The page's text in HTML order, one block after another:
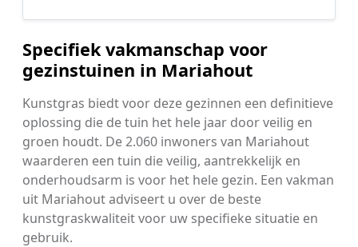
Specifiek vakmanschap voor
gezinstuinen in Mariahout
Kunstgras biedt voor deze gezinnen een definitieve
oplossing die de tuin het hele jaar door veilig en
groen houdt. De 2.060 inwoners van Mariahout
waarderen een tuin die veilig, aantrekkelijk en
onderhoudsarm is voor het hele gezin. Een vakman
uit Mariahout adviseert u over de beste
kunstgraskwaliteit voor uw specifieke situatie en
gebruik.